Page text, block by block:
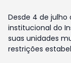
Desde 4 de
institucional do
suas unidades
restrições